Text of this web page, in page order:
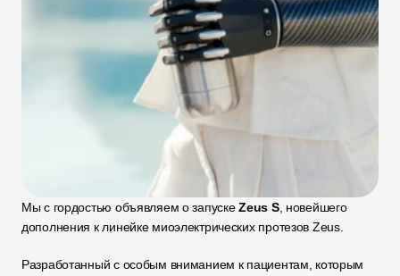
Мы с гордостью объявляем о запуске Zeus S, новейшего
дополнения к линейке миоэлектрических протезов Zeus.
Разработанный с особым вниманием к пациентам, которым